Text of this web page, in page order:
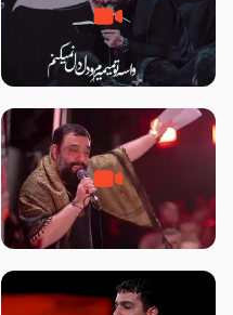
مصداق کربلا – حاج حسین سیب
سرخی
جانا جانا ابی عبدالله – کربلایی جواد
مقدم – شب هشتم محرم 1448 –